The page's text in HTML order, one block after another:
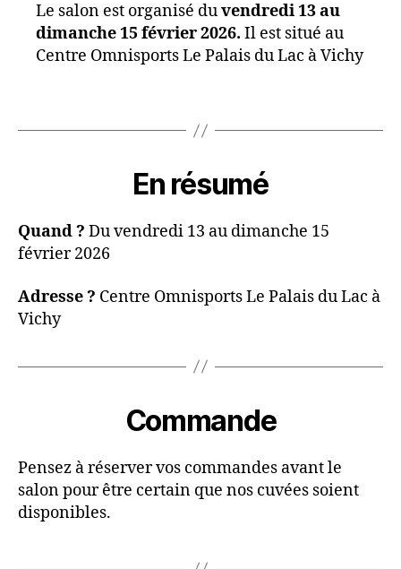
Le salon est organisé duvendredi 13 au
dimanche 15 février 2026. Il est situé au
Centre Omnisports Le Palais du Lac à Vichy
En résumé
Quand ? Du vendredi 13 au dimanche 15
février 2026
Adresse ? Centre Omnisports Le Palais du Lac à
Vichy
Commande
Pensez à réserver vos commandes avant le
salon pour être certain que nos cuvées soient
disponibles.